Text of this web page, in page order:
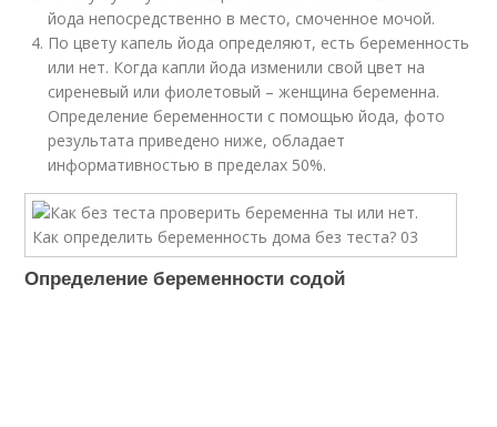
йода непосредственно в место, смоченное мочой.
По цвету капель йода определяют, есть беременность
или нет. Когда капли йода изменили свой цвет на
сиреневый или фиолетовый – женщина беременна.
Определение беременности с помощью йода, фото
результата приведено ниже, обладает
информативностью в пределах 50%.
Определение беременности содой